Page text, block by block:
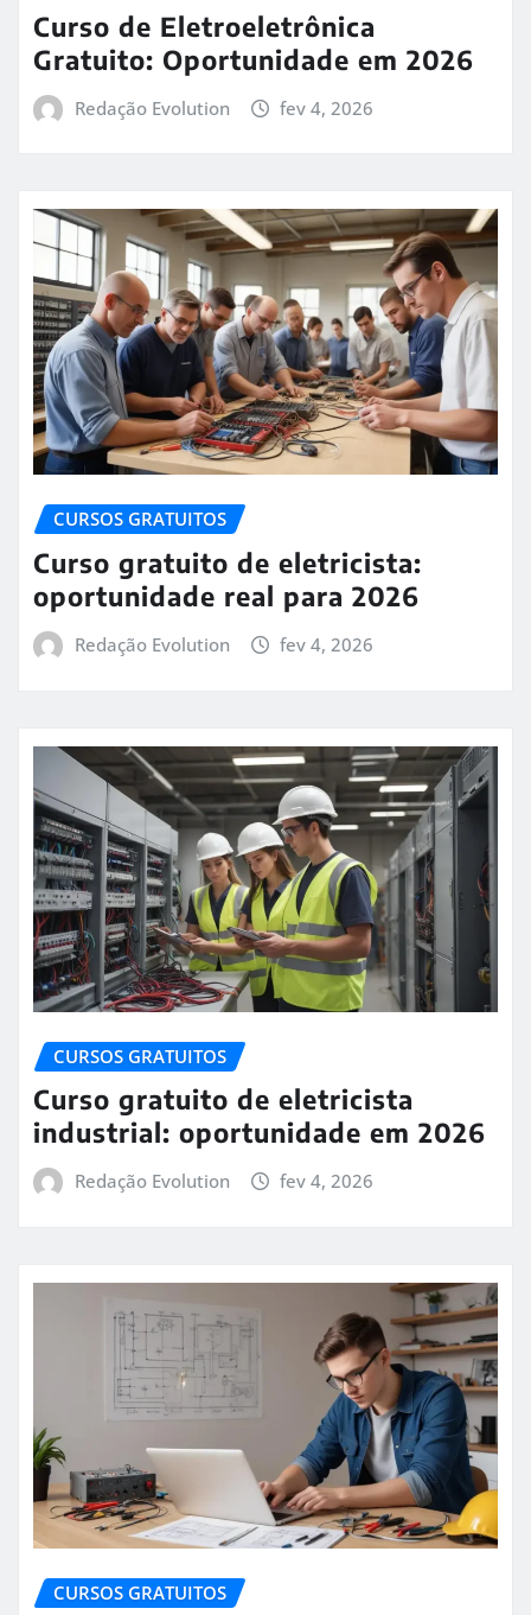
Curso de Eletroeletrônica
Gratuito: Oportunidade em 2026
Redação Evolution fev 4, 2026
CURSOS GRATUITOS
Curso gratuito de eletricista:
oportunidade real para 2026
Redação Evolution fev 4, 2026
CURSOS GRATUITOS
Curso gratuito de eletricista
industrial: oportunidade em 2026
Redação Evolution fev 4, 2026
CURSOS GRATUITOS